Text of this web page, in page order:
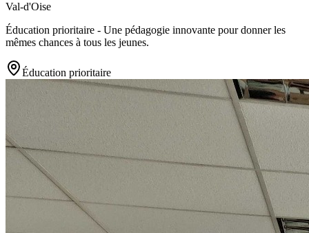
Val-d'Oise
Éducation prioritaire - Une pédagogie innovante pour donner les
mêmes chances à tous les jeunes.
Éducation prioritaire